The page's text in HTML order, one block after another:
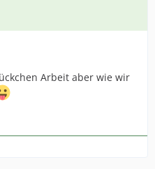
Arbeit aber wie wir